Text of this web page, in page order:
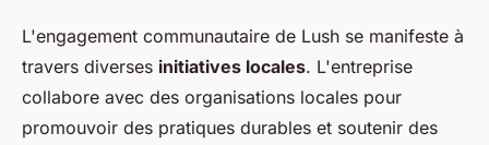
L'engagement communautaire de Lush se manifeste à
travers diverses initiatives locales. L'entreprise
collabore avec des organisations locales pour
promouvoir des pratiques durables et soutenir des